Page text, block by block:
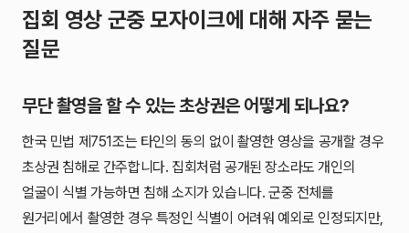
집회 영상 군중 모자이크에 대해 자주 묻는
질문
무단 촬영을 할 수 있는 초상권은 어떻게 되나요?
한국 민법 제751조는 타인의 동의 없이 촬영한 영상을 공개할 경우
초상권 침해로 간주합니다. 집회처럼 공개된 장소라도 개인의
얼굴이 식별 가능하면 침해 소지가 있습니다. 군중 전체를
원거리에서 촬영한 경우 특정인 식별이 어려워 예외로 인정되지만,